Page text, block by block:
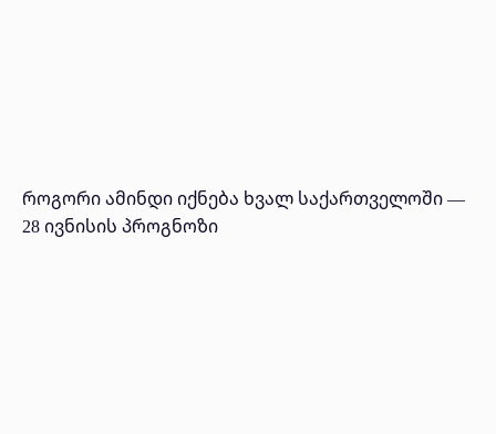
როგორი ამინდი იქნება ხვალ საქართველოში —
28 ივნისის პროგნოზი